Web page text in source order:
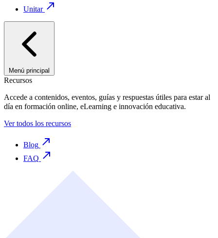
Unitar
Menú principal
Recursos
Accede a contenidos, eventos, guías y respuestas útiles para estar al
día en formación online, eLearning e innovación educativa.
Ver todos los recursos
Blog
FAQ